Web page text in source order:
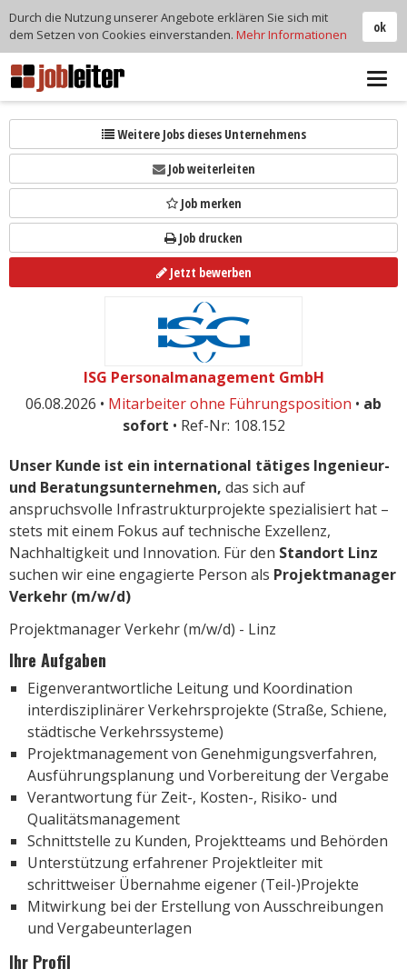
Weitere Jobs dieses Unternehmens
Job weiterleiten
Job merken
Job drucken
Jetzt bewerben
ISG Personalmanagement GmbH
06.08.2026 • Mitarbeiter ohne Führungsposition • ab
sofort • Ref-Nr: 108.152
Unser Kunde ist ein international tätiges Ingenieur-
und Beratungsunternehmen, das sich auf
anspruchsvolle Infrastrukturprojekte spezialisiert hat –
stets mit einem Fokus auf technische Exzellenz,
Nachhaltigkeit und Innovation. Für den Standort Linz
suchen wir eine engagierte Person als Projektmanager
Verkehr (m/w/d)
Projektmanager Verkehr (m/w/d) - Linz
Ihre Aufgaben
Eigenverantwortliche Leitung und Koordination
interdisziplinärer Verkehrsprojekte (Straße, Schiene,
städtische Verkehrssysteme)
Projektmanagement von Genehmigungsverfahren,
Ausführungsplanung und Vorbereitung der Vergabe
Verantwortung für Zeit-, Kosten-, Risiko- und
Qualitätsmanagement
Schnittstelle zu Kunden, Projektteams und Behörden
Unterstützung erfahrener Projektleiter mit
schrittweiser Übernahme eigener (Teil-)Projekte
Mitwirkung bei der Erstellung von Ausschreibungen
und Vergabeunterlagen
Ihr Profil
ok
Durch die Nutzung unserer Angebote erklären Sie sich mit
dem Setzen von Cookies einverstanden. Mehr Informationen